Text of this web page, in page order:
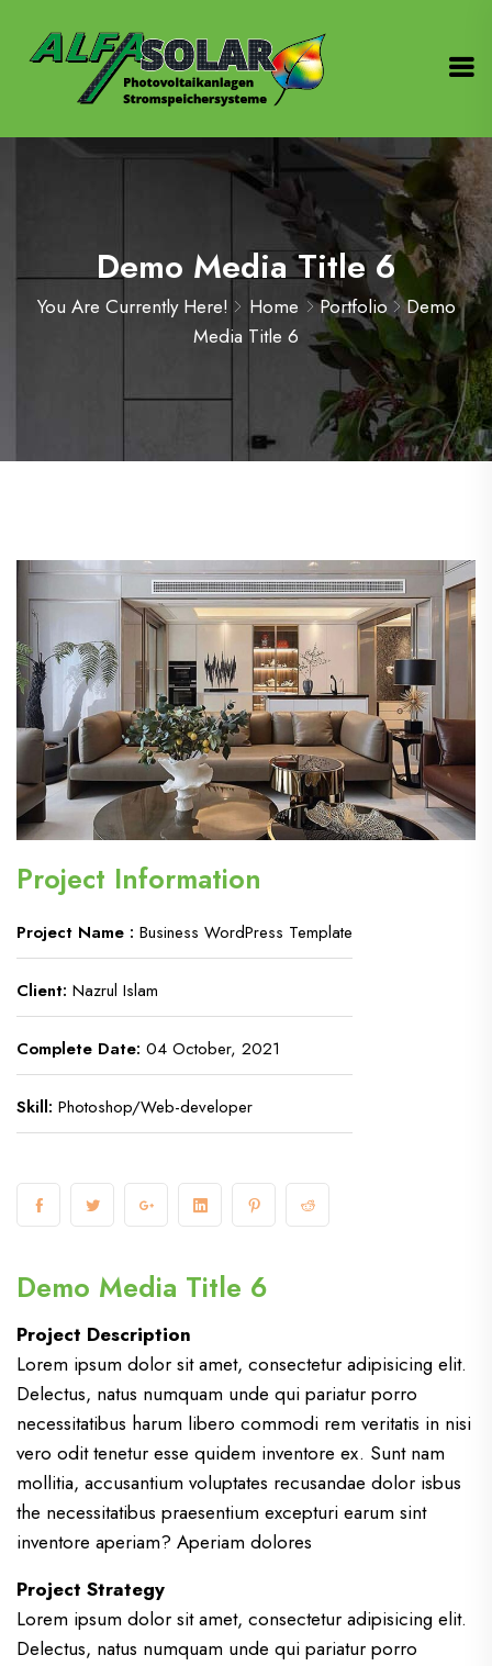
Demo Media Title 6
You Are Currently Here! Home Portfolio
Demo
Media Title 6
Project Information
Project Name : Business WordPress Template
Client: Nazrul Islam
Complete Date: 04 October, 2021
Skill: Photoshop/Web-developer
Demo Media Title 6
Project Description
Lorem ipsum dolor sit amet, consectetur adipisicing elit.
Delectus, natus numquam unde qui pariatur porro
necessitatibus harum libero commodi rem veritatis in nisi
vero odit tenetur esse quidem inventore ex. Sunt nam
mollitia, accusantium voluptates recusandae dolor isbus
the necessitatibus praesentium excepturi earum sint
inventore aperiam? Aperiam dolores
Project Strategy
Lorem ipsum dolor sit amet, consectetur adipisicing elit.
Delectus, natus numquam unde qui pariatur porro